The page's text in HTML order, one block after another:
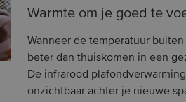
Warmte om je goed te
Wanneer de temperatuur
beter dan thuiskomen in een
De infrarood
onzichtbaar achter je nieuwe